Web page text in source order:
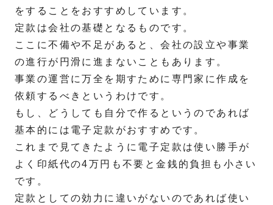
をすることをおすすめしています。
定款は会社の基礎となるものです。
ここに不備や不足があると、会社の設立や事業
の進行が円滑に進まないこともあります。
事業の運営に万全を期すために専門家に作成を
依頼するべきというわけです。
もし、どうしても自分で作るというのであれば
基本的には電子定款がおすすめです。
これまで見てきたように電子定款は使い勝手が
よく印紙代の4万円も不要と金銭的負担も小さい
です。
定款としての効力に違いがないのであれば使い